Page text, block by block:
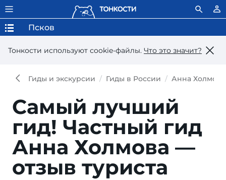
Тонкости используют сookie-файлы. Что это значит?
Псков
Гиды и экскурсии Гиды в России Анна Холмова
Самый лучший
гид! Частный гид
Анна Холмова —
отзыв туриста